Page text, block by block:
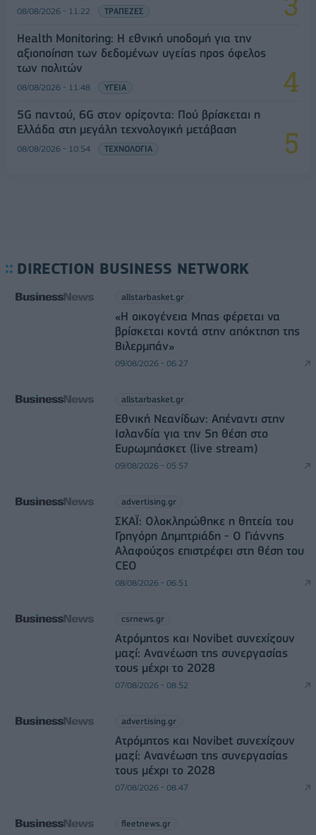
08/08/2026 - 11:22 ΤΡΑΠΕΖΕΣ
Health Monitoring: Η εθνική υποδομή για την
αξιοποίηση των δεδομένων υγείας προς όφελος
των πολιτών
08/08/2026 - 11:48 ΥΓΕΙΑ
5G παντού, 6G στον ορίζοντα: Πού βρίσκεται η
Ελλάδα στη μεγάλη τεχνολογική μετάβαση
08/08/2026 - 10:54 ΤΕΧΝΟΛΟΓΙΑ
DIRECTION BUSINESS NETWORK
allstarbasket.gr
«Η οικογένεια Μπας φέρεται να
βρίσκεται κοντά στην απόκτηση της
Βιλερμπάν»
09/08/2026 - 06:27
allstarbasket.gr
Εθνική Νεανίδων: Απέναντι στην
Ισλανδία για την 5η θέση στο
Ευρωμπάσκετ (live stream)
09/08/2026 - 05:57
advertising.gr
ΣΚΑΪ: Ολοκληρώθηκε η θητεία του
Γρηγόρη Δημητριάδη - Ο Γιάννης
Αλαφούζος επιστρέφει στη θέση του
CEO
08/08/2026 - 06:51
csrnews.gr
Ατρόμητος και Novibet συνεχίζουν
μαζί: Ανανέωση της συνεργασίας
τους μέχρι το 2028
07/08/2026 - 08:52
advertising.gr
Ατρόμητος και Novibet συνεχίζουν
μαζί: Ανανέωση της συνεργασίας
τους μέχρι το 2028
07/08/2026 - 08:47
fleetnews.gr